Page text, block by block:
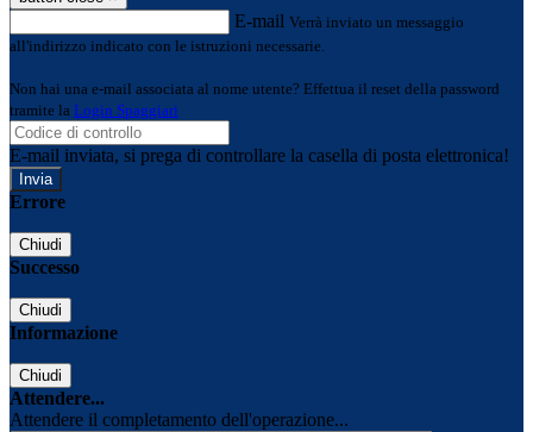
E-mail Verrà inviato un messaggio
all'indirizzo indicato con le istruzioni necessarie.
Non hai una e-mail associata al nome utente? Effettua il reset della password
tramite la Login Spaggiari
E-mail inviata, si prega di controllare la casella di posta elettronica!
Errore
Chiudi
Successo
Chiudi
Informazione
Chiudi
Attendere...
Attendere il completamento dell'operazione...